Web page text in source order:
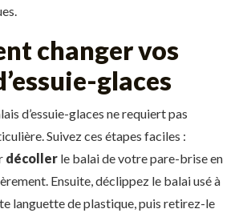
changer vos
glaces
d’essuie-glaces ne requiert pas
Suivez ces étapes faciles :
décoller le balai de votre pare-brise en
Ensuite, déclippez le balai usé à
languette de plastique, puis retirez-le